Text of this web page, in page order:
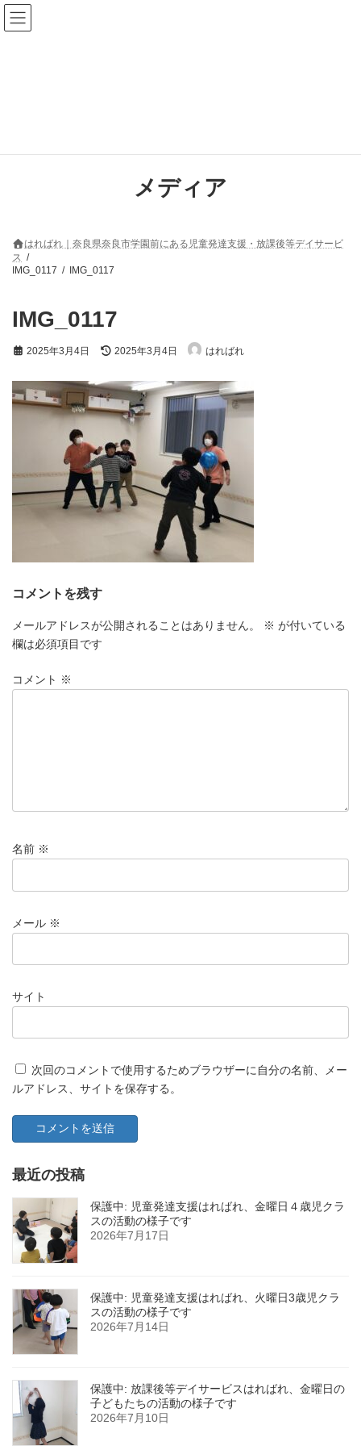
コ
ン
テ
ナ
ビ
ゲ
メディア
はればれ｜奈良県奈良市学園前にある児童発達支援・放課後等デイサービ
ス
IMG_0117
IMG_0117
IMG_0117
2025年3月4日
最
新
日
時
2025年3月4日 はればれ
コメントを残す
メールアドレスが公開されることはありません。 ※ が付いている
欄は必須項目です
コメント ※
名前 ※
メール ※
サイト
次回のコメントで使用するためブラウザーに自分の名前、メー
ルアドレス、サイトを保存する。
最近の投稿
保護中: 児童発達支援はればれ、金曜日４歳児クラ
スの活動の様子です
2026年7月17日
保護中: 児童発達支援はればれ、火曜日3歳児クラ
スの活動の様子です
2026年7月14日
保護中: 放課後等デイサービスはればれ、金曜日の
子どもたちの活動の様子です
2026年7月10日